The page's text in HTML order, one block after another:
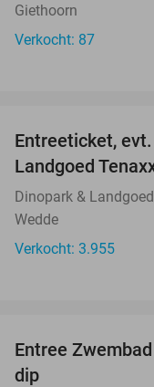
Giethoorn
Verkocht: 87
Entreeticket,
Landgoed
Dinopark &
Wedde
Verkocht: 3.955
Entree
dip